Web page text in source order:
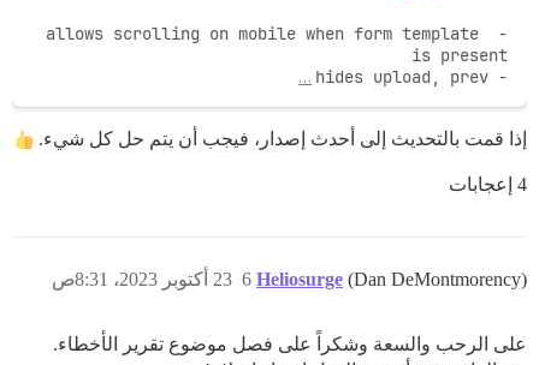
- allows scrolling on mobile when form template
- hides upload, prev
…
إذا قمت بالتحديث إلى أحدث إصدار، فيجب أن يتم حل كل شيء.
4 إعجابات
Heliosurge (Dan DeMontmorency) 23 أكتوبر 2023، 8:31ص 6
على الرحب والسعة وشكراً على فصل موضوع تقرير الأخطاء.